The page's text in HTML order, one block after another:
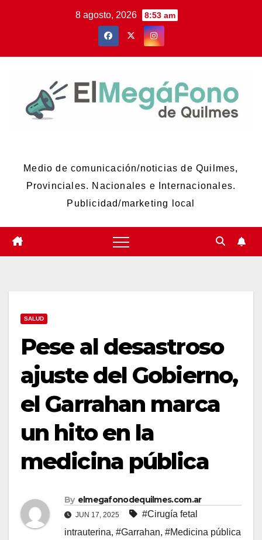
8 agosto, 2026 8:53 am
Medio de comunicación/noticias de Quilmes,
Provinciales. Nacionales e Internacionales.
Publicidad/marketing local
SALUD
Pese al desastroso
ajuste del Gobierno,
el Garrahan marca
un hito en la
medicina pública
By elmegafonodequilmes.com.ar
JUN 17, 2025
#Cirugía fetal
intrauterina, #Garrahan, #Medicina pública